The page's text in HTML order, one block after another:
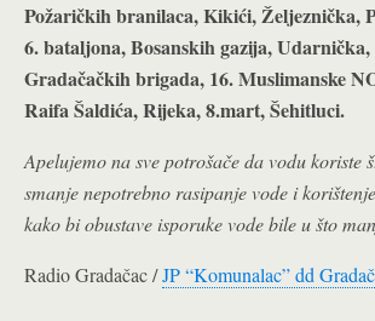
Požaričkih branilaca, Kikići, Željeznička,
6. bataljona, Bosanskih gazija, Udarnička,
Gradačačkih brigada, 16. Muslimanske
Raifa Šaldića, Rijeka, 8.mart, Šehitluci.
Apelujemo na sve potrošače da vodu koriste
smanje nepotrebno rasipanje vode i
kako bi obustave isporuke vode bile u što
Radio Gradačac /JP “Komunalac” dd